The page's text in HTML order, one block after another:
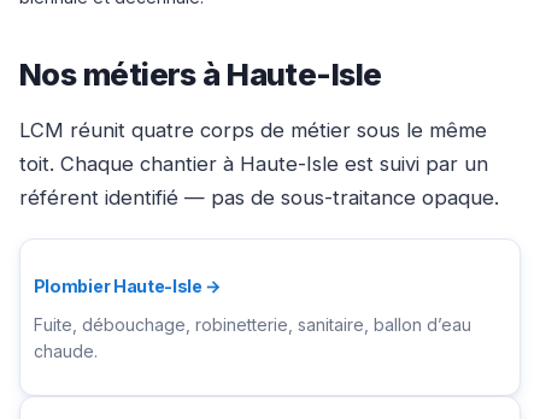
Nos métiers à Haute-Isle
LCM réunit quatre corps de métier sous le même
toit. Chaque chantier à Haute-Isle est suivi par un
référent identifié — pas de sous-traitance opaque.
Plombier Haute-Isle →
Fuite, débouchage, robinetterie, sanitaire, ballon d’eau
chaude.